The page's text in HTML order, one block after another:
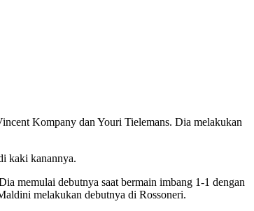
Kompany dan Youri Tielemans. Dia melakukan
kaki kanannya.
memulai debutnya saat bermain imbang 1-1 dengan
melakukan debutnya di Rossoneri.